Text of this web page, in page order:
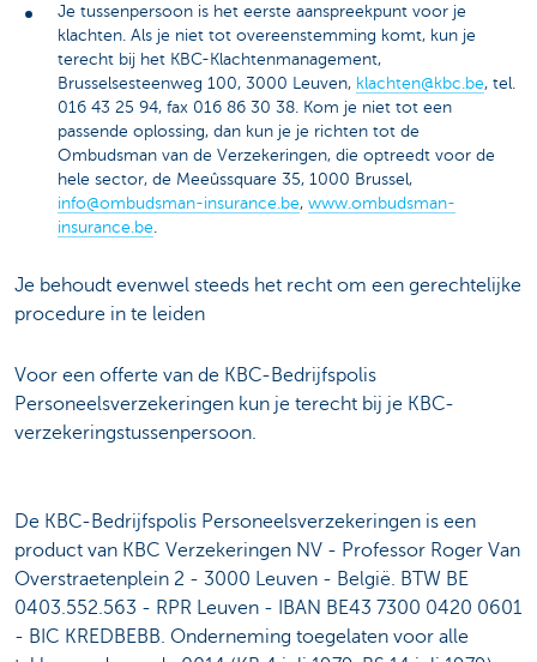
Je tussenpersoon is het eerste aanspreekpunt voor je
klachten. Als je niet tot overeenstemming komt, kun je
terecht bij het KBC-Klachtenmanagement,
Brusselsesteenweg 100, 3000 Leuven, klachten@kbc.be, tel.
016 43 25 94, fax 016 86 30 38. Kom je niet tot een
passende oplossing, dan kun je je richten tot de
Ombudsman van de Verzekeringen, die optreedt voor de
hele sector, de Meeûssquare 35, 1000 Brussel,
info@ombudsman-insurance.be, www.ombudsman-
insurance.be
Je behoudt evenwel steeds het recht om een gerechtelijke
procedure in te leiden
Voor een offerte van de KBC-Bedrijfspolis
Personeelsverzekeringen kun je terecht bij je KBC-
verzekeringstussenpersoon.
De KBC-Bedrijfspolis Personeelsverzekeringen is een
product van KBC Verzekeringen NV - Professor Roger Van
Overstraetenplein 2 - 3000 Leuven - België. BTW BE
0403.552.563 - RPR Leuven - IBAN BE43 7300 0420 0601
- BIC KREDBEBB. Onderneming toegelaten voor alle